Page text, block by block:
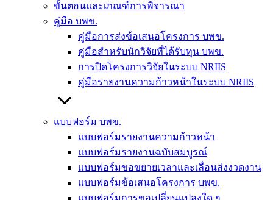
ขั้นตอนและเกณฑ์การพิจารณา
คู่มือ บพข.
คู่มือการส่งข้อเสนอโครงการ บพข.
คู่มือสำหรับนักวิจัยที่ได้รับทุน บพข.
การปิดโครงการวิจัยในระบบ NRIIS
คู่มือรายงานความก้าวหน้าในระบบ NRIIS
แบบฟอร์ม บพข.
แบบฟอร์มรายงานความก้าวหน้า
แบบฟอร์มรายงานฉบับสมบูรณ์
แบบฟอร์มขอขยายเวลาและเลื่อนส่งงวดงาน
แบบฟอร์มข้อเสนอโครงการ บพข.
แบบฟอร์มการขอเปลี่ยนแปลงใด ๆ